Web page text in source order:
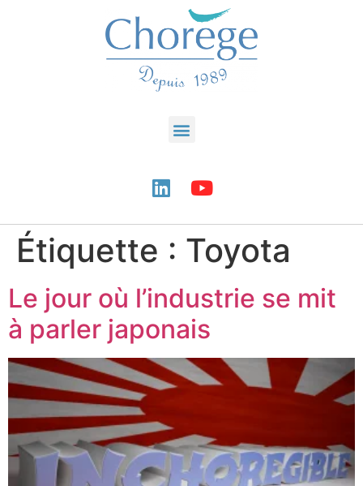
Étiquette : Toyota
Le jour où l’industrie se mit
à parler japonais